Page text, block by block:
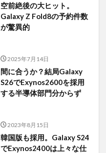
空前絶後の大ヒット。
Galaxy Z Fold8の予約件数
が驚異的
2025年7月14日
間に合うか？結局Galaxy
S26でExynos2600を採用
する半導体部門分からず
2023年8月15日
韓国版も採用。Galaxy S24
でExynos2400は上々な仕